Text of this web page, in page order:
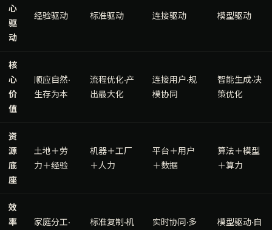
心
驱
动
经验驱动 标准驱动 连接驱动 模型驱动
核
心
价
值
顺应自然·
生存为本
流程优化·产
出最大化
连接用户·规
模协同
智能生成·决
策优化
资
源
底
座
土地＋劳
力＋经验
机器＋工厂
＋人力
平台＋用户
＋数据
算法＋模型
＋算力
效
率
家庭分工·
标准复制·机
实时协同·多
模型驱动·自